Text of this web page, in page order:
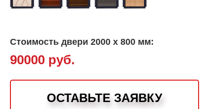
Стоимость двери 2000 х 800 мм:
90000 руб.
ОСТАВЬТЕ ЗАЯВКУ